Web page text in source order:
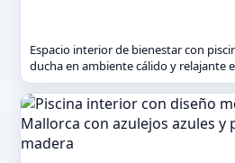
Espacio interior de bienestar con
ducha en ambiente cálido y relajante